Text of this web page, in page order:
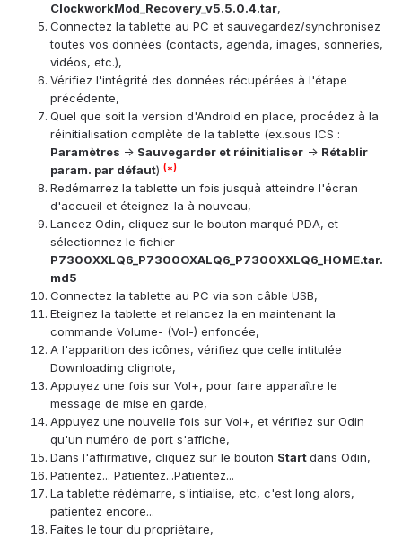
ClockworkMod_Recovery_v5.5.0.4.tar,
Connectez la tablette au PC et sauvegardez/synchronisez
toutes vos données (contacts, agenda, images, sonneries,
vidéos, etc.),
Vérifiez l'intégrité des données récupérées à l'étape
précédente,
Quel que soit la version d'Android en place, procédez à la
réinitialisation complète de la tablette (ex.sous ICS :
Paramètres -> Sauvegarder et réinitialiser -> Rétablir
param. par défaut) (*)
Redémarrez la tablette un fois jusquà atteindre l'écran
d'accueil et éteignez-la à nouveau,
Lancez Odin, cliquez sur le bouton marqué PDA, et
sélectionnez le fichier
P7300XXLQ6_P7300OXALQ6_P7300XXLQ6_HOME.tar.
md5
Connectez la tablette au PC via son câble USB,
Eteignez la tablette et relancez la en maintenant la
commande Volume- (Vol-) enfoncée,
A l'apparition des icônes, vérifiez que celle intitulée
Downloading clignote,
Appuyez une fois sur Vol+, pour faire apparaître le
message de mise en garde,
Appuyez une nouvelle fois sur Vol+, et vérifiez sur Odin
qu'un numéro de port s'affiche,
Dans l'affirmative, cliquez sur le bouton Startdans Odin,
Patientez... Patientez...Patientez...
La tablette rédémarre, s'intialise, etc, c'est long alors,
patientez encore...
Faites le tour du propriétaire,